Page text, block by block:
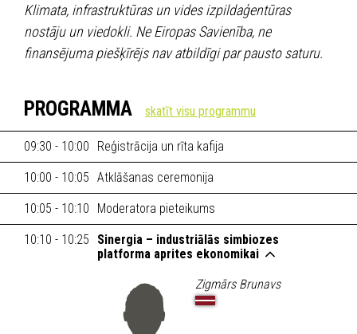
Klimata, infrastruktūras un vides izpildaģentūras
nostāju un viedokli. Ne Eiropas Savienība, ne
finansējuma piešķīrējs nav atbildīgi par pausto saturu.
PROGRAMMA
09:30 - 10:00 Reģistrācija un rīta kafija
10:00 - 10:05 Atklāšanas ceremonija
10:05 - 10:10 Moderatora pieteikums
10:10 - 10:25
Sinergia – industriālās simbiozes
platforma aprites ekonomikai
Zigmārs Brunavs